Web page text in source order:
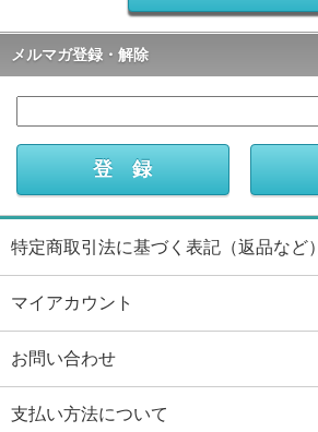
メルマガ登録・解除
特定商取引法に基づく表記（返品など）
マイアカウント
お問い合わせ
支払い方法について